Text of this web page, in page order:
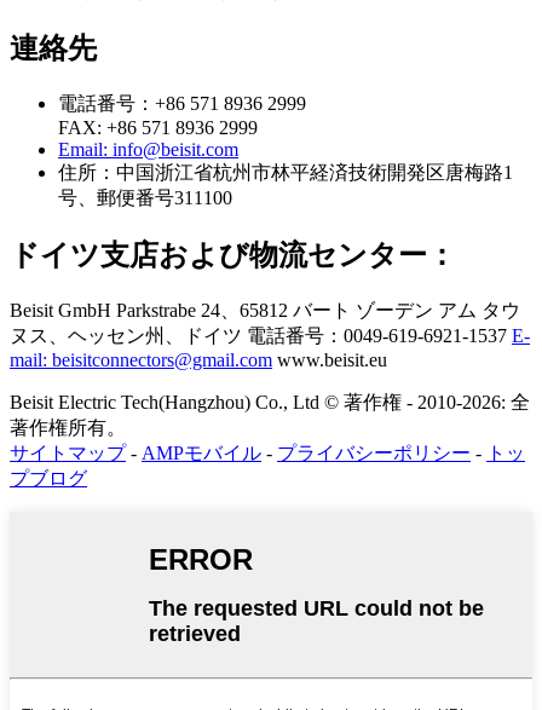
連絡先
電話番号：+86 571 8936 2999
FAX: +86 571 8936 2999
Email: info@beisit.com
住所： 中国浙江省杭州市林平経済技術開発区唐梅路1
号、郵便番号311100
ドイツ支店および物流センター：
Beisit GmbH Parkstrabe 24、65812 バート ゾーデン アム タウ
ヌス、ヘッセン州、ドイツ 電話番号：0049-619-6921-1537 E-
mail: beisitconnectors@gmail.com www.beisit.eu
Beisit Electric Tech(Hangzhou) Co., Ltd © 著作権 - 2010-2026: 全
著作権所有。
サイトマップ- AMPモバイル - プライバシーポリシー - トッ
プブログ